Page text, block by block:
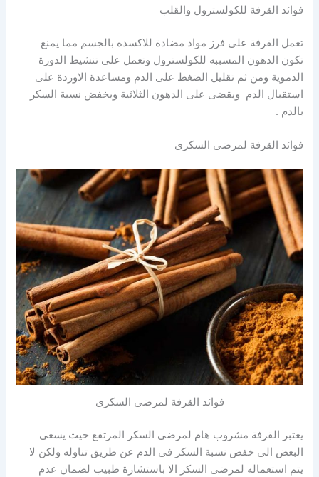
فوائد القرفة للكولسترول والقلب
تعمل القرفة على فرز مواد مضادة للاكسده بالجسم مما يمنع
تكون الدهون المسببه للكولسترول وتعمل على تنشيط الدورة
الدموية ومن ثم تقليل الضغط على الدم ومساعدة الاوردة على
استقبال الدم ويقضى على الدهون الثلاثية ويخفض نسبة السكر
بالدم .
فوائد القرفة لمرضى السكرى
فوائد القرفة لمرضى السكرى
يعتبر القرفة مشروب هام لمرضى السكر المرتفع حيث يسعى
البعض الى خفض نسبة السكر فى الدم عن طريق تناوله ولكن لا
يتم استعماله لمرضى السكر الا باستشارة طبيب لضمان عدم